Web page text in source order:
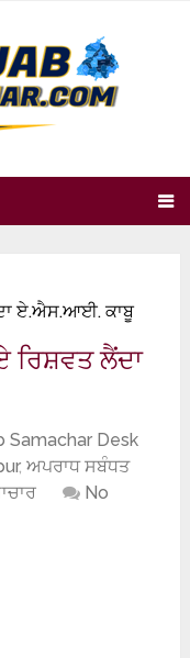
ਏ.ਐਸ.ਆਈ. ਕਾਬੂ
ਰਿਸ਼ਵਤ ਲੈਂਦਾ
Samachar Desk
,ਅਪਰਾਧ ਸਬੰਧਤ
No